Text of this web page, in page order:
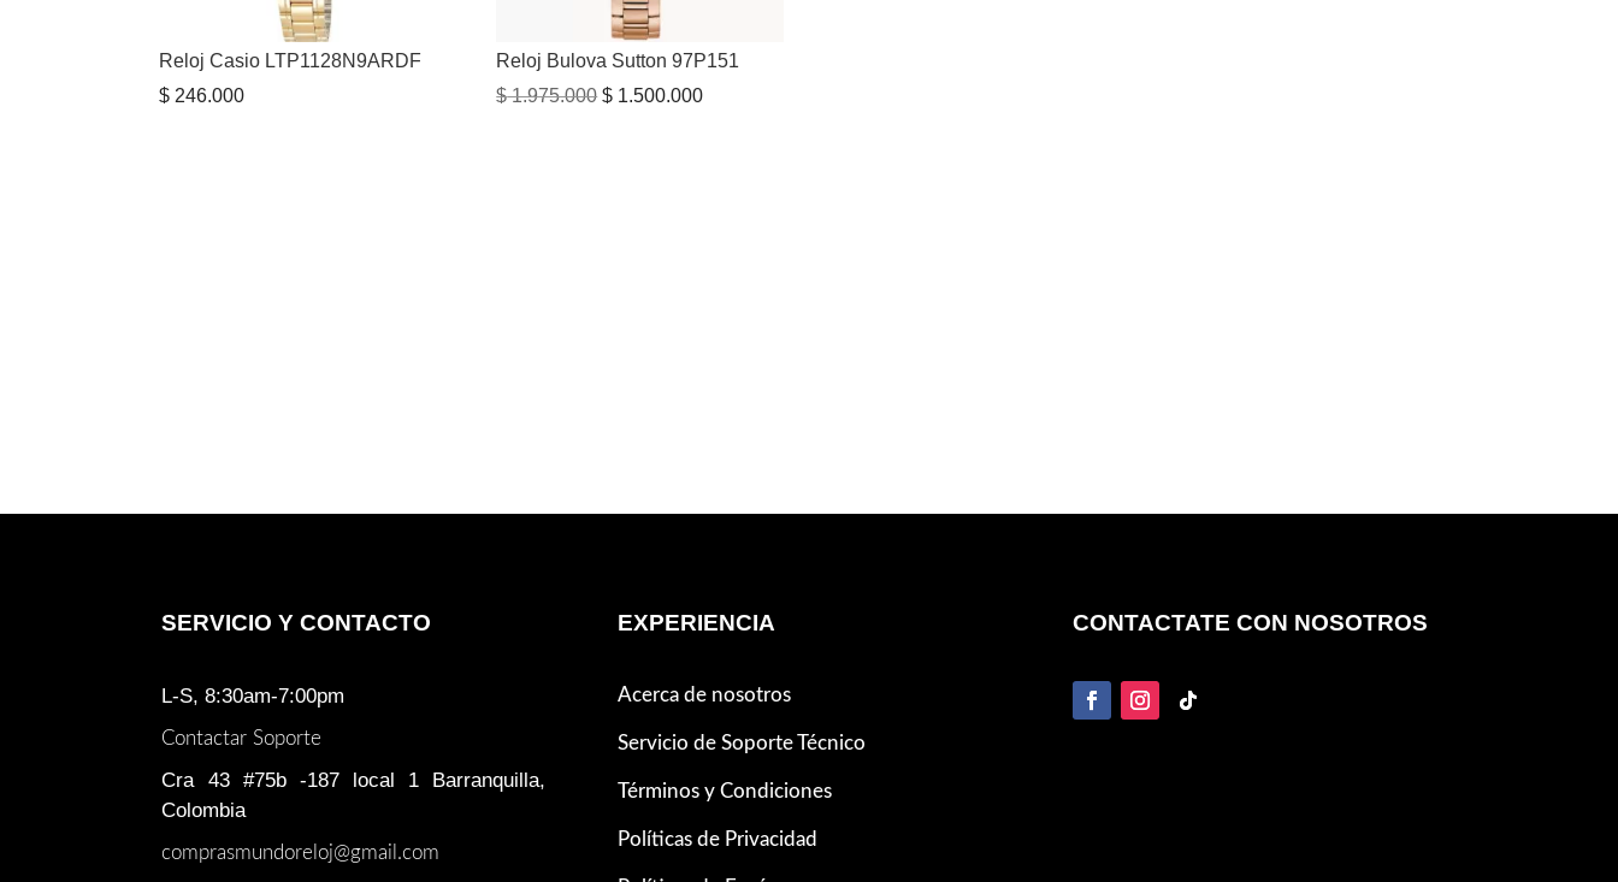
Reloj Casio LTP1128N9ARDF
$ 246.000
Reloj Bulova Sutton 97P151
$1.975.000 El
$ 1.500.000El
SERVICIO Y CONTACTO
L-S, 8:30am-7:00pm
Contactar Soporte
Cra 43 #75b -187 local 1 Barranquilla,
Colombia
comprasmundoreloj@gmail.com
EXPERIENCIA
Acerca de nosotros
Servicio de Soporte Técnico
Términos y Condiciones
Políticas de Privacidad
CONTACTATE CON NOSOTROS